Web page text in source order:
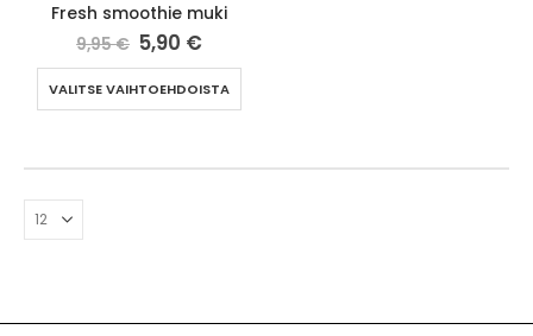
Fresh smoothie muki
9,95€ 5,90 €
VALITSE VAIHTOEHDOISTA